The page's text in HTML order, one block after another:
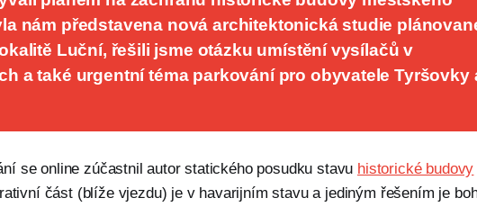
nám představena nová architektonická studie
Luční, řešili jsme otázku umístění vysílačů v
a také urgentní téma parkování pro obyvatele Tyršovky
se online zúčastnil autor statického posudku stavu historické budovy
část (blíže vjezdu) je v havarijním stavu a jediným řešením je